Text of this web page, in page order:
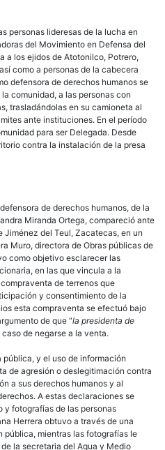
personas lideresas de la lucha en
del Movimiento en Defensa del
a los ejidos de Atotonilco, Potrero,
como a personas de la cabecera
defensora de derechos humanos se
comunidad, a las personas con
trasladándolas en su camioneta al
ante instituciones. En el período
para ser Delegada. Desde
contra la instalación de la presa
de derechos humanos, de la
Miranda Ortega, compareció ante
del Teul, Zacatecas, en un
Muro, directora de Obras públicas de
como objetivo esclarecer las
en las que vincula a la
de terrenos que
y consentimiento de la
esta compraventa se efectuó bajo
de que “la presidenta de
caso de negarse a la venta.
y el uso de información
de agresión o deslegitimación contra
a sus derechos humanos y al
A estas declaraciones se
y fotografías de las personas
Herrera obtuvo a través de una
mientras las fotografías le
la secretaria del Agua y Medio